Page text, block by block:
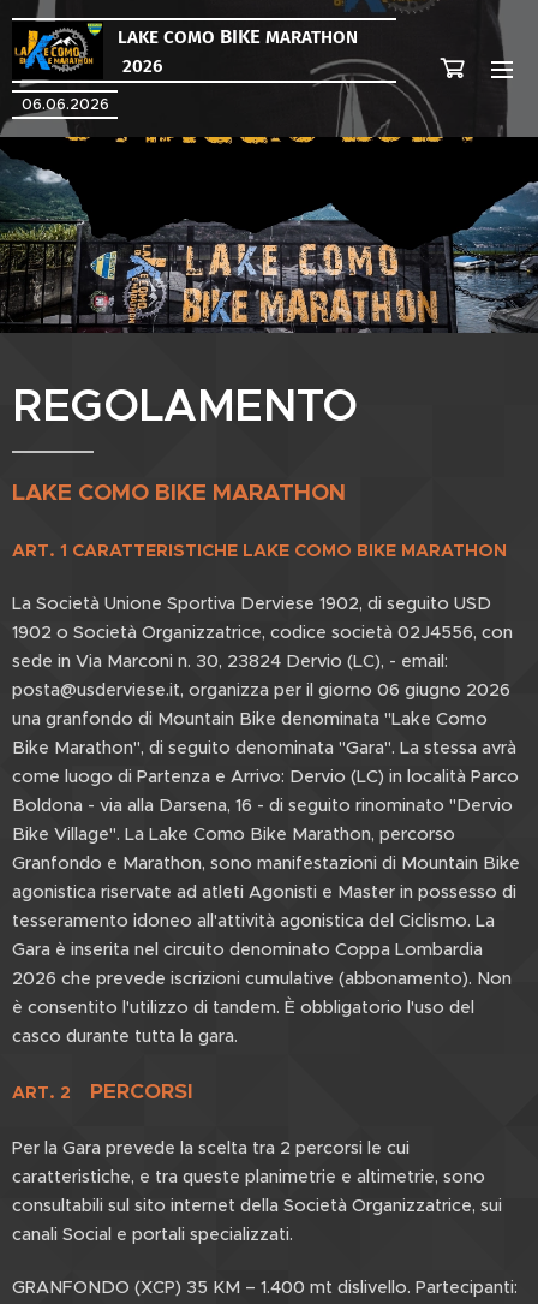
LAKE COMO BIKE MARATHON
2026
06.06.2026
REGOLAMENTO
LAKE COMO BIKE MARATHON
ART. 1 CARATTERISTICHE LAKE COMO BIKE MARATHON
La Società Unione Sportiva Derviese 1902, di seguito USD
1902 o Società Organizzatrice, codice società 02J4556, con
sede in Via Marconi n. 30, 23824 Dervio (LC), - email:
posta@usderviese.it, organizza per il giorno 06 giugno 2026
una granfondo di Mountain Bike denominata "Lake Como
Bike Marathon", di seguito denominata "Gara". La stessa avrà
come luogo di Partenza e Arrivo: Dervio (LC) in località Parco
Boldona - via alla Darsena, 16 - di seguito rinominato "Dervio
Bike Village". La Lake Como Bike Marathon, percorso
Granfondo e Marathon, sono manifestazioni di Mountain Bike
agonistica riservate ad atleti Agonisti e Master in possesso di
tesseramento idoneo all'attività agonistica del Ciclismo. La
Gara è inserita nel circuito denominato Coppa Lombardia
2026 che prevede iscrizioni cumulative (abbonamento). Non
è consentito l'utilizzo di tandem. È obbligatorio l'uso del
casco durante tutta la gara.
ART. 2 PERCORSI
Per la Gara prevede la scelta tra 2 percorsi le cui
caratteristiche, e tra queste planimetrie e altimetrie, sono
consultabili sul sito internet della Società Organizzatrice, sui
canali Social e portali specializzati.
GRANFONDO (XCP) 35 KM – 1.400 mt dislivello. Partecipanti: